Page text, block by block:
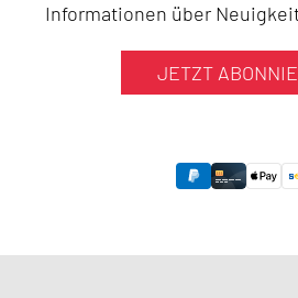
Informationen über
JETZT